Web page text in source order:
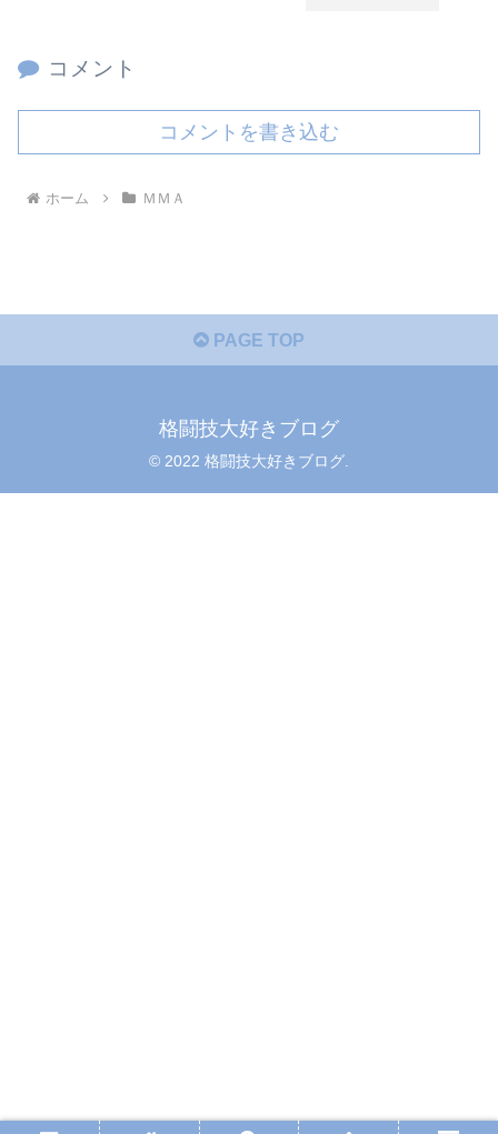
コメント
コメントを書き込む
ホーム ＭＭＡ
PAGE TOP
格闘技大好きブログ
© 2022 格闘技大好きブログ.